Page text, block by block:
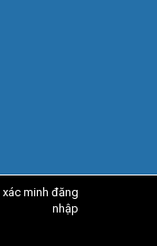
minh đăng
nhập